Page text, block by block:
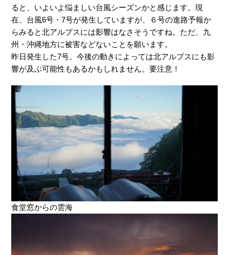
ると、いよいよ悩ましい台風シーズンかと感じます。現
在、台風6号・7号が発生していますが、６号の進路予報か
らみると北アルプスには影響はなさそうですね。ただ、九
州・沖縄地方に被害などないことを願います。
昨日発生した7号。今後の動きによっては北アルプスにも影
響が及ぶ可能性もあるかもしれません。要注意！
食堂窓からの雲海